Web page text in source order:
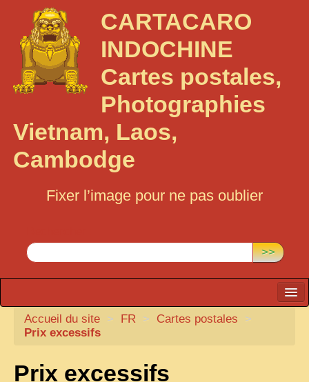
CARTACARO
INDOCHINE
Cartes postales,
Photographies
Vietnam, Laos,
Cambodge
Fixer l’image pour ne pas oublier
>>
CARTACARO
PHOTOGRAPHES, EDITEURS
Accueil du site > FR > Cartes postales
>
Prix excessifs
Prix excessifs